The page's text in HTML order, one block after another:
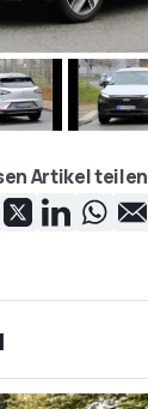
Artikel teilen